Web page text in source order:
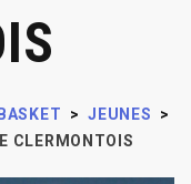
> JEUNES
>
CLERMONTOIS